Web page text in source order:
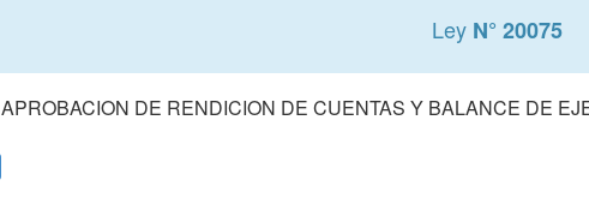
Ley N° 20075
APROBACION DE RENDICION DE CUENTAS Y BALANCE DE